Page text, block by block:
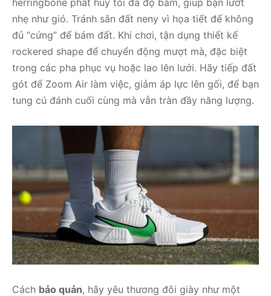
herringbone phát huy tối đa độ bám, giúp bạn lướt
nhẹ như gió. Tránh sân đất neny vì họa tiết đế không
đủ “cứng” để bám đất. Khi chơi, tận dụng thiết kế
rockered shape để chuyển động mượt mà, đặc biệt
trong các pha phục vụ hoặc lao lên lưới. Hãy tiếp đất
gót để Zoom Air làm việc, giảm áp lực lên gối, để bạn
tung cú đánh cuối cùng mà vẫn tràn đầy năng lượng.
Cách bảo quản, hãy yêu thương đôi giày như một